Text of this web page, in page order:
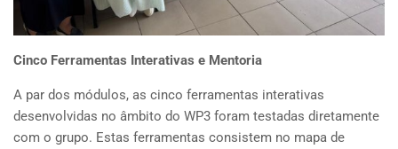
Cinco Ferramentas Interativas e Mentoria
A par dos módulos, as cinco ferramentas interativas
desenvolvidas no âmbito do WP3 foram testadas diretamente
com o grupo. Estas ferramentas consistem no mapa de